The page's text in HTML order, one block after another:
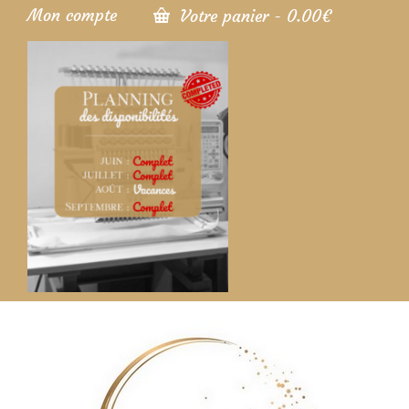
Mon compte Votre panier - 0.00€